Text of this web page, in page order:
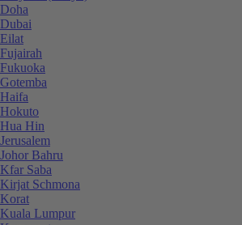
Doha
Dubai
Eilat
Fujairah
Fukuoka
Gotemba
Haifa
Hokuto
Hua Hin
Jerusalem
Johor Bahru
Kfar Saba
Kirjat Schmona
Korat
Kuala Lumpur